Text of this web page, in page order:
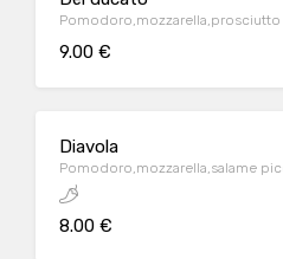
Pomodoro,mozzarella,prosciutto
9.00 €
Diavola
Pomodoro,mozzarella,salame
8.00 €